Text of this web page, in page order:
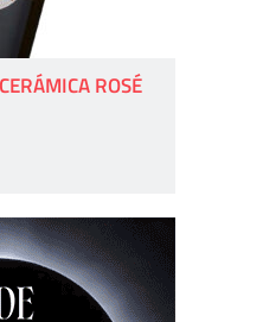
ROSÉ